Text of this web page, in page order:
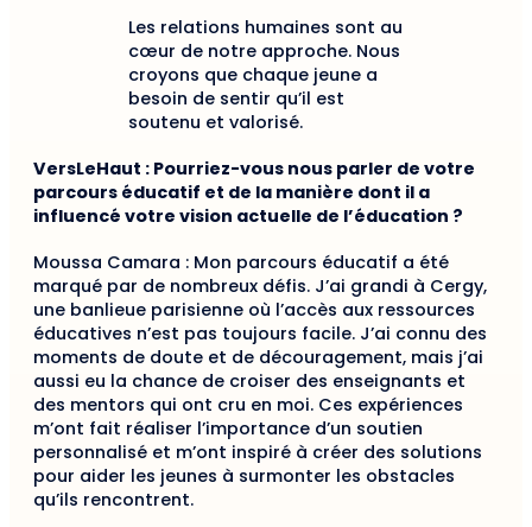
Les relations humaines sont au
cœur de notre approche. Nous
croyons que chaque jeune a
besoin de sentir qu’il est
soutenu et valorisé.
VersLeHaut : Pourriez-vous nous parler de votre
parcours éducatif et de la manière dont il a
influencé votre vision actuelle de l’éducation ?
Moussa Camara : Mon parcours éducatif a été
marqué par de nombreux défis. J’ai grandi à Cergy,
une banlieue parisienne où l’accès aux ressources
éducatives n’est pas toujours facile. J’ai connu des
moments de doute et de découragement, mais j’ai
aussi eu la chance de croiser des enseignants et
des mentors qui ont cru en moi. Ces expériences
m’ont fait réaliser l’importance d’un soutien
personnalisé et m’ont inspiré à créer des solutions
pour aider les jeunes à surmonter les obstacles
qu’ils rencontrent.